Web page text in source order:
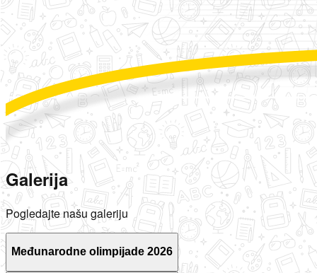
Galerija
Pogledajte našu galeriju
Međunarodne olimpijade 2026